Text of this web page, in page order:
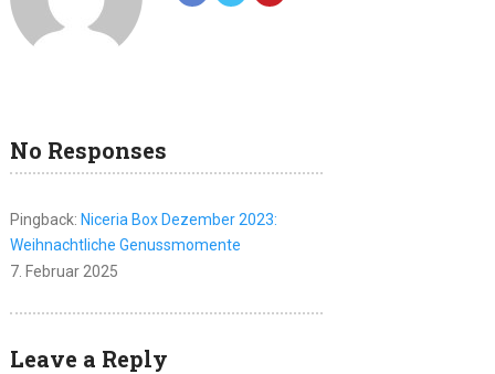
No Responses
Pingback: Niceria Box Dezember 2023:
Weihnachtliche Genussmomente
7. Februar 2025
Leave a Reply